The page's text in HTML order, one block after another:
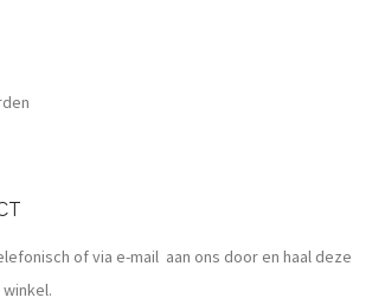
of via e-mail aan ons door en haal deze